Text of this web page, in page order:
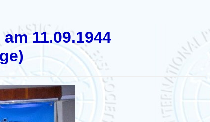
11.09.1944